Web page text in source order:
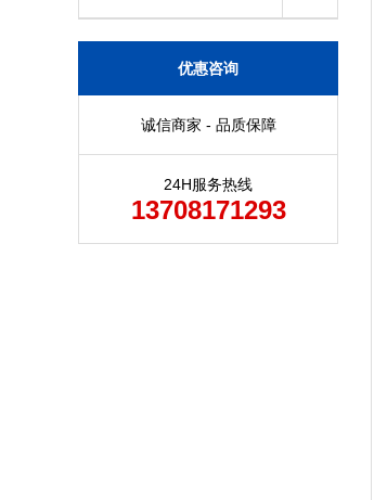
优惠咨询
诚信商家 - 品质保障
24H服务热线
13708171293